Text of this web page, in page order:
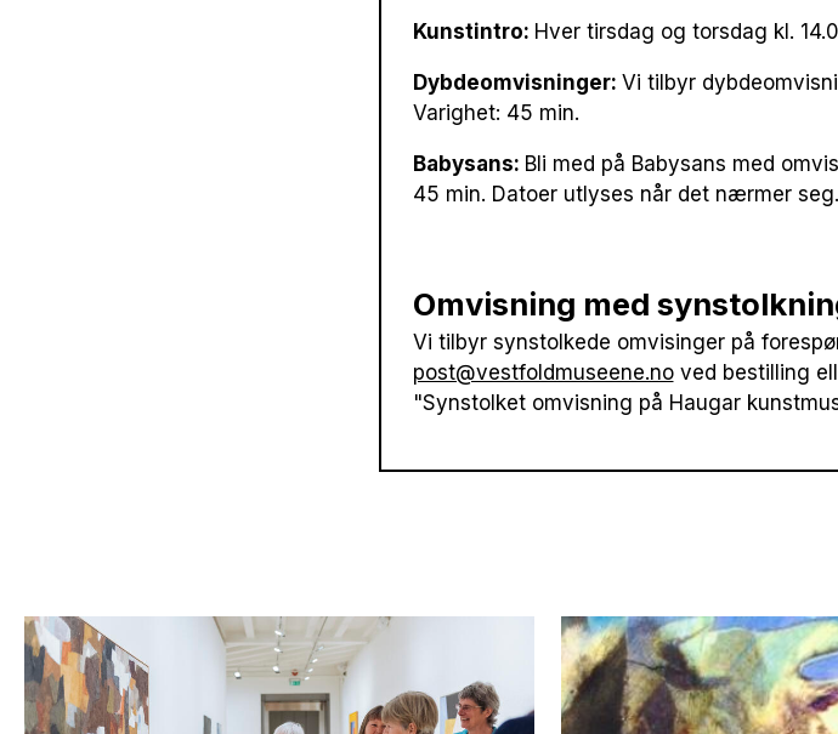
Kunstintro: Hver tirsdag og torsdag kl.
Dybdeomvisninger: Vi tilbyr
Varighet: 45 min.
Babysans: Bli med på Babysans med
45 min. Datoer utlyses når det nærmer seg.
Omvisning med
Vi tilbyr synstolkede omvisinger på
post@vestfoldmuseene.noved bestilling
"Synstolket omvisning på Haugar